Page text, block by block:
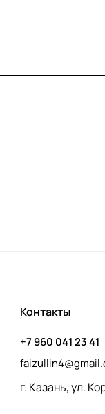
Контакты
+7 960 041 23 41
г. Казань, ул.